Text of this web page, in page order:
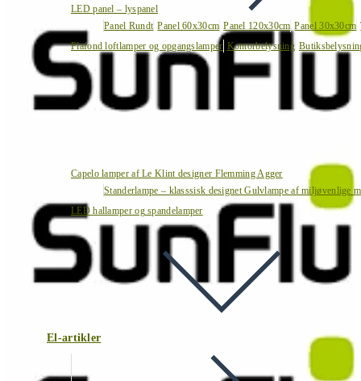
LED panel – lyspanel
Panel Rundt Panel 60x30cm Panel 120x30cm Panel 30x30cm
Plafond loftlamper og opgangslamper Kontorbelysning
Capelo lamper af Le Klint designer Flemming Agger
Standerlampe – klasssisk designet Gulvlampe af miljøvenlige
LED hallamper og spandelamper
El-artikler